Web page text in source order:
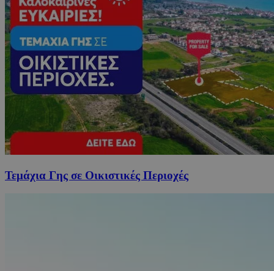
Τεμάχια Γης σε Οικιστικές Περιοχές